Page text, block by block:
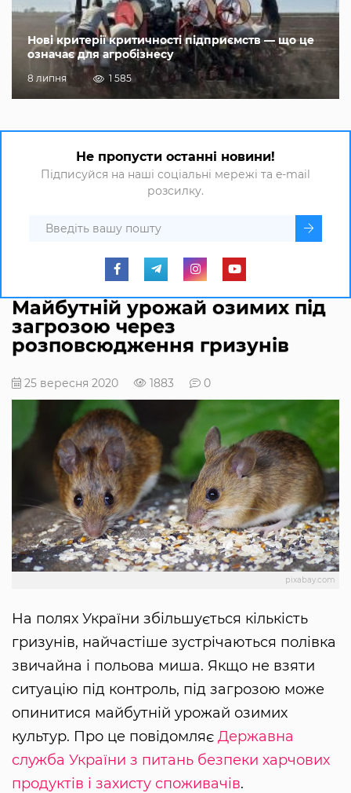
Нові критерії критичності підприємств — що це
означає для агробізнесу
8 липня 1 585
Не пропусти останні новини!
Підписуйся на наші соціальні мережі та e-mail
розсилку.
Майбутній урожай озимих під
загрозою через
розповсюдження гризунів
25 вересня 2020 1883 0
pixabay.com
На полях України збільшується кількість
гризунів, найчастіше зустрічаються полівка
звичайна і польова миша. Якщо не взяти
ситуацію під контроль, під загрозою може
опинитися майбутній урожай озимих
культур. Про це повідомляє Державна
служба України з питань безпеки харчових
продуктів і захисту споживачів.